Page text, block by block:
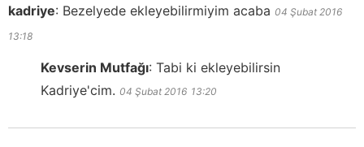
kadriye: Bezelyede ekleyebilirmiyim acaba 04 Şubat 2016
13:18
Kevserin Mutfağı: Tabi ki ekleyebilirsin
Kadriye'cim. 04 Şubat 2016 13:20